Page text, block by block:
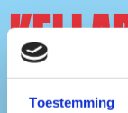
Toestemming